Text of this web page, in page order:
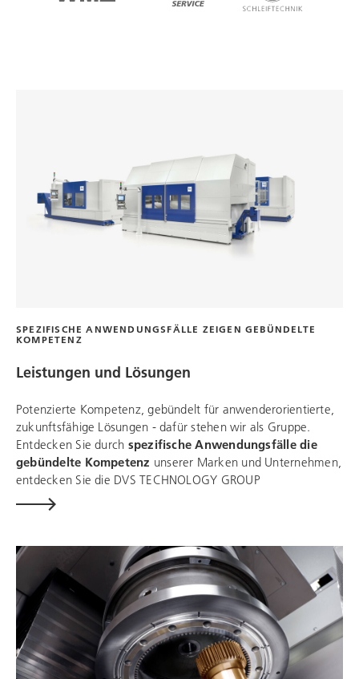
SPEZIFISCHE ANWENDUNGSFÄLLE ZEIGEN GEBÜNDELTE
KOMPETENZ
Leistungen und Lösungen
Potenzierte Kompetenz, gebündelt für anwenderorientierte,
zukunftsfähige Lösungen - dafür stehen wir als Gruppe.
Entdecken Sie durch spezifische Anwendungsfälle die
gebündelte Kompetenz unserer Marken und Unternehmen,
entdecken Sie die DVS TECHNOLOGY GROUP